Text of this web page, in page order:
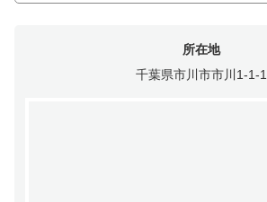
所在地
千葉県市川市市川1-1-1